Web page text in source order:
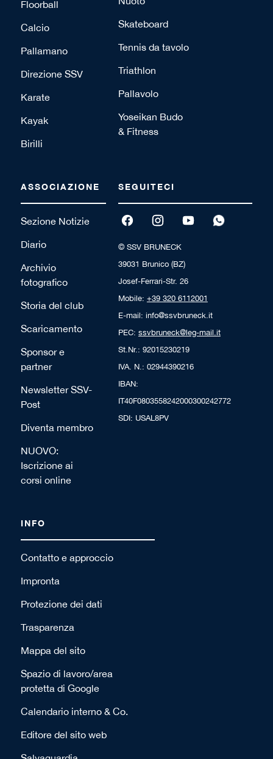
Floorball
Calcio
Pallamano
Direzione SSV
Karate
Kayak
Birilli
Skateboard
Tennis da tavolo
Triathlon
Pallavolo
Yoseikan Budo
& Fitness
ASSOCIAZIONE
Sezione Notizie
Diario
Archivio
fotografico
Storia del club
Scaricamento
Sponsor e
partner
Newsletter SSV-
Post
Diventa membro
NUOVO:
Iscrizione ai
corsi online
SEGUITECI
© SSV BRUNECK
39031 Brunico (BZ)
Josef-Ferrari-Str. 26
Mobile: +39 320 6112001
E-mail: info@ssvbruneck.it
PEC: ssvbruneck@leg-mail.it
St.Nr.: 92015230219
IVA. N.: 02944390216
IBAN:
IT40F0803558242000300242772
SDI: USAL8PV
INFO
Contatto e approccio
Impronta
Protezione dei dati
Trasparenza
Mappa del sito
Spazio di lavoro/area
protetta di Google
Calendario interno & Co.
Editore del sito web